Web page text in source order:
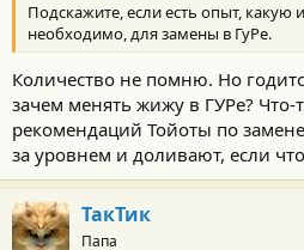
Подскажите, если есть опыт, какую
необходимо, для замены в ГуРе.
Количество не помню. Но
зачем менять жижу в ГУРе? Что-
рекомендаций Тойоты по
за уровнем и доливают, если
ТакТик
Папа